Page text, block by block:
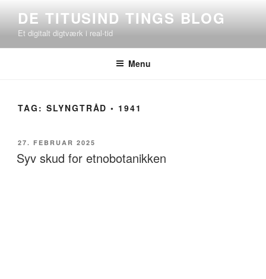
indhold
DE TITUSIND TINGS BLOG
Et digitalt digtværk i real-tid
Menu
TAG: SLYNGTRÅD ◦ 1941
UDGIVET
DEN
27. FEBRUAR 2025
Syv skud for etnobotanikken